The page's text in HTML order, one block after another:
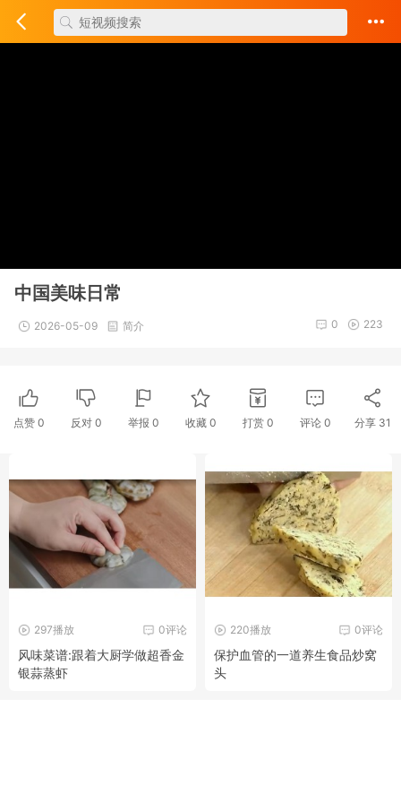
中国美味日常
2026-05-09 简介 223
0
点赞 0 反对 0 举报 0 收藏 0 打赏 0 评论 0 分享 31
0评论
297播放
风味菜谱:跟着大厨学做超香金
银蒜蒸虾
0评论
220播放
保护血管的一道养生食品炒窝
头